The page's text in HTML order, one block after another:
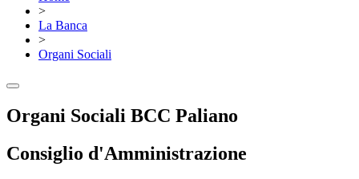
>
La Banca
>
Organi Sociali
Organi Sociali BCC Paliano
Consiglio d'Amministrazione